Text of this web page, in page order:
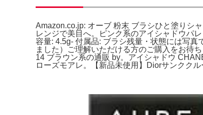
Amazon.co.jp: オーブ 粉末 ブラシひと塗りシ
レンジで美目へ。ピンク系のアイシャドウパ
容量: 4.5g- 付属品: ブラシ残量・状態には写
ました）ご理解いただける方のご購入をお待
14 ブラウン系の通販 by。アイシャドウ
ローズモアレ。【新品未使用】Diorサンクク